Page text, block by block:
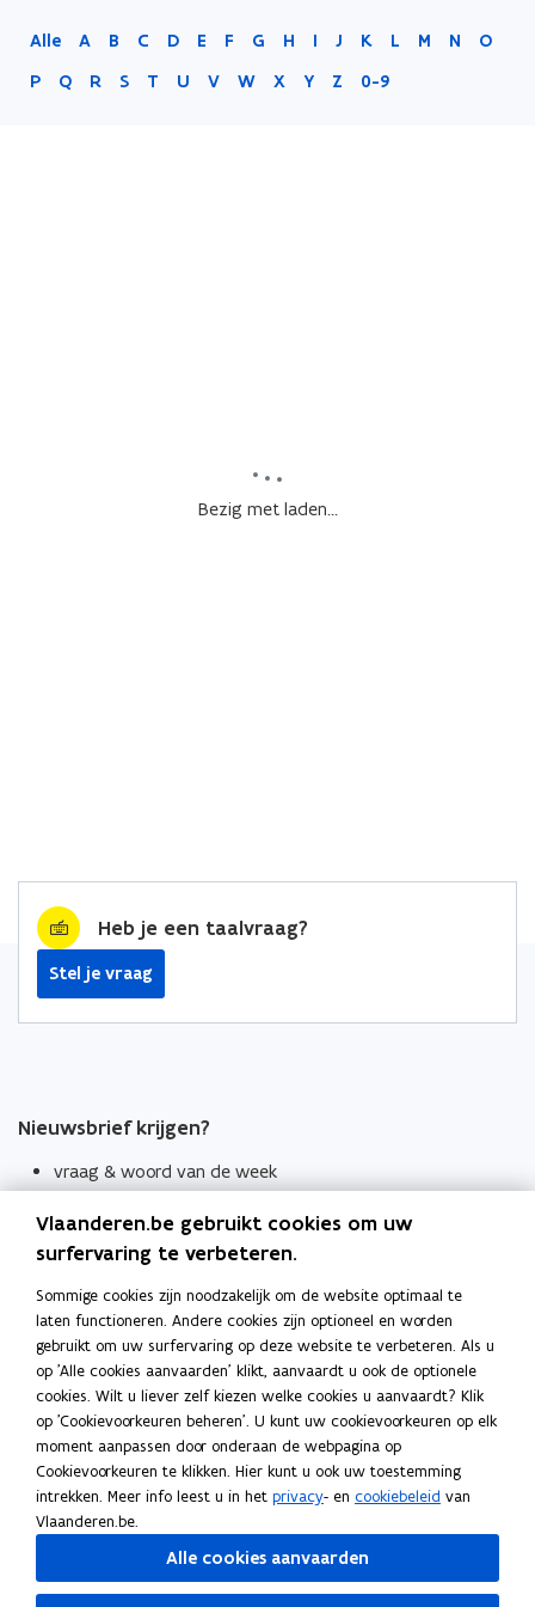
Alle A B C D E F G H I J K L M N
O
P
Q R S T U V W X Y Z 0-9
Bezig met laden...
Heb je een taalvraag?
Stel je vraag
Nieuwsbrief krijgen?
vraag & woord van de week
Schrijf je in
Thema's
Taaladviezen
Spellingregels
Tips voor duidelijke taal
Bekijk ook
Spellingtests
Boek- en webwijzer
Vlaanderen.be gebruikt cookies om uw
surfervaring te verbeteren.
Sommige cookies zijn noodzakelijk om de website optimaal te
laten functioneren. Andere cookies zijn optioneel en worden
gebruikt om uw surfervaring op deze website te verbeteren. Als u
op 'Alle cookies aanvaarden' klikt, aanvaardt u ook de optionele
cookies. Wilt u liever zelf kiezen welke cookies u aanvaardt? Klik
op 'Cookievoorkeuren beheren'. U kunt uw cookievoorkeuren op elk
moment aanpassen door onderaan de webpagina op
Cookievoorkeuren te klikken. Hier kunt u ook uw toestemming
intrekken. Meer info leest u in het privacy- en cookiebeleid van
Vlaanderen.be.
Alle cookies aanvaarden